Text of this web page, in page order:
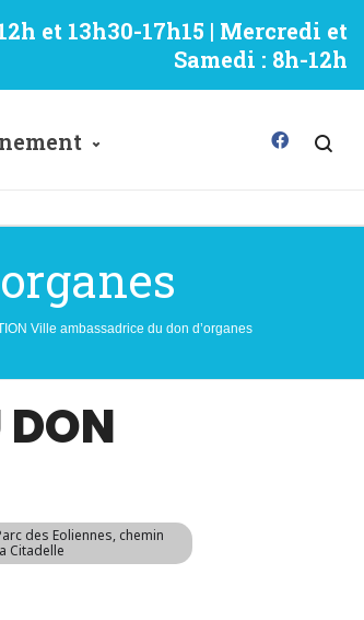
et 13h30-17h15 | Mercredi et
Samedi : 8h-12h
Ville ambassadrice du don d’organes
des Eoliennes, chemin
Citadelle